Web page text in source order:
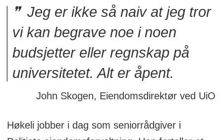
Jeg er ikke så naiv at jeg tror
vi kan begrave noe i noen
budsjetter eller regnskap på
universitetet. Alt er åpent.
John Skogen, Eiendomsdirektør ved UiO
Høkeli jobber i dag som seniorrådgiver i